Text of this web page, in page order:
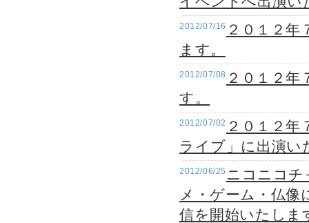
2012/07/16 ２０１２
ます。
2012/07/08 ２０１２
す。
2012/07/02 ２０１２
ライブ」に出演い
2012/06/25 ニコニコチ
メ・ゲーム・仏像
信を開始いたしま